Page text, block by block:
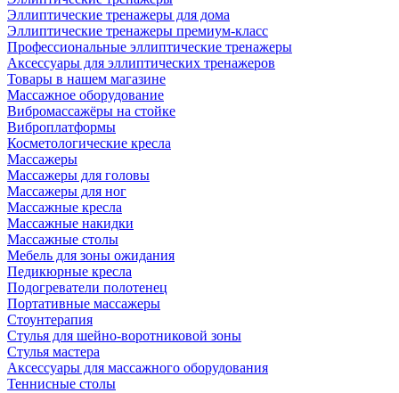
Эллиптические тренажеры для дома
Эллиптические тренажеры премиум-класс
Профессиональные эллиптические тренажеры
Аксессуары для эллиптических тренажеров
Товары в нашем магазине
Массажное оборудование
Вибромассажёры на стойке
Виброплатформы
Косметологические кресла
Массажеры
Массажеры для головы
Массажеры для ног
Массажные кресла
Массажные накидки
Массажные столы
Мебель для зоны ожидания
Педикюрные кресла
Подогреватели полотенец
Портативные массажеры
Стоунтерапия
Стулья для шейно-воротниковой зоны
Стулья мастера
Аксессуары для массажного оборудования
Теннисные столы